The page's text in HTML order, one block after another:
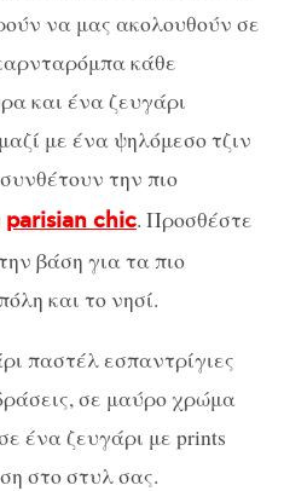
να μας ακολουθούν σε
κάθε
και ένα ζευγάρι
με ένα ψηλόμεσο τζιν
συνθέτουν την πιο
parisian chic. Προσθέστε
βάση για τα πιο
και το νησί.
παστέλ εσπαντρίγιες
σε μαύρο χρώμα
ένα ζευγάρι με prints
στο στυλ σας.